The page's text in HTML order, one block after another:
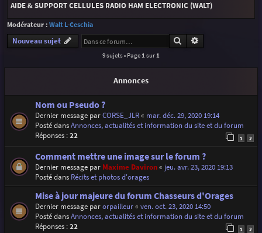
h
r
AIDE & SUPPORT CELLULES RADIO HAM ELECTRONIC (WALT)
Modérateur : Walt L-Ceschia
Nouveau sujet Rechercher
9 sujets • Page1sur1
Annonces
Nom ou Pseudo ?
Dernier message parCORSE_JLR« mar. déc. 29, 2020 19:14
Posté dansAnnonces, actualités et information du site et du forum
Réponses :22 1 2
Comment mettre une image sur le forum ?
Dernier message par Maxime Daviron« jeu. avr. 23, 2020 19:13
Posté dans Récits et photos d'orages
Mise à jour majeure du forum Chasseurs d'Orages
Dernier message parorpailleur« ven. oct. 23, 2020 14:50
Posté dansAnnonces, actualités et information du site et du forum
Réponses :22 1 2